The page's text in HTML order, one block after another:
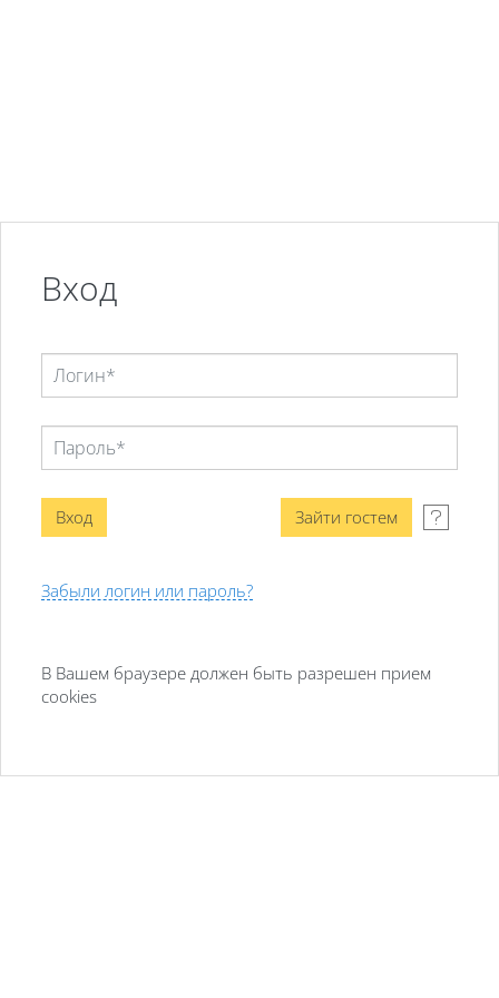
Вход
Забыли логин или пароль?
В Вашем браузере должен быть разрешен прием
cookies